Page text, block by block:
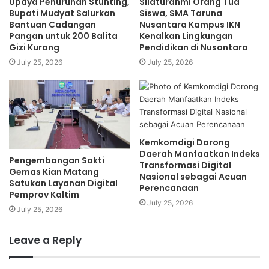
siapa mendapat apa, kapan, dan bagaimana”* (Politics:
Who Gets What, When, How).
Buku dengan nama yang sama, diterbitkan pada tahun
1936, meringkas gagasan utama dari “Politik Dunia dan
Ketidakamanan Pribadi”.
Lasswell mendefinisikan, “Politik ini telah merangkum
perilaku politik di seluruh dunia, dengan politisi didorong
oleh posisi politik, distribusi sumber daya, dan bersaing
dengan pesaing mereka.
Hal ini telah menyebabkan banyak sikap apatis politik di
seluruh dunia, bersama dengan korporatisasi negara,
politik dan memiliki suara besar atas perumusan kebijakan
Bupati Mudyat Salurkan
Bantuan Cadangan
Pangan untuk 200 Balita
Gizi Kurang
July 25, 2026
Siswa, SMA Taruna
Nusantara Kampus IKN
Kenalkan Lingkungan
Pendidikan di Nusantara
July 25, 2026
Pengembangan Sakti
Gemas Kian Matang
Satukan Layanan Digital
Pemprov Kaltim
July 25, 2026
Kemkomdigi Dorong
Daerah Manfaatkan Indeks
Transformasi Digital
Nasional sebagai Acuan
Perencanaan
July 25, 2026
Leave a Reply